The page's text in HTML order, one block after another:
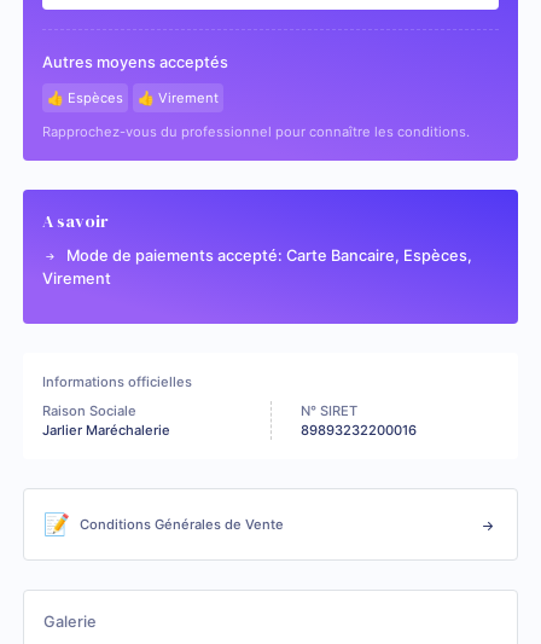
Autres moyens acceptés
👍 Espèces
👍 Virement
Rapprochez-vous du professionnel pour connaître les conditions.
A savoir
Mode de paiements accepté: Carte Bancaire, Espèces,
Virement
Informations officielles
Raison Sociale
Jarlier Maréchalerie
N° SIRET
89893232200016
📝 Conditions Générales de Vente
Galerie